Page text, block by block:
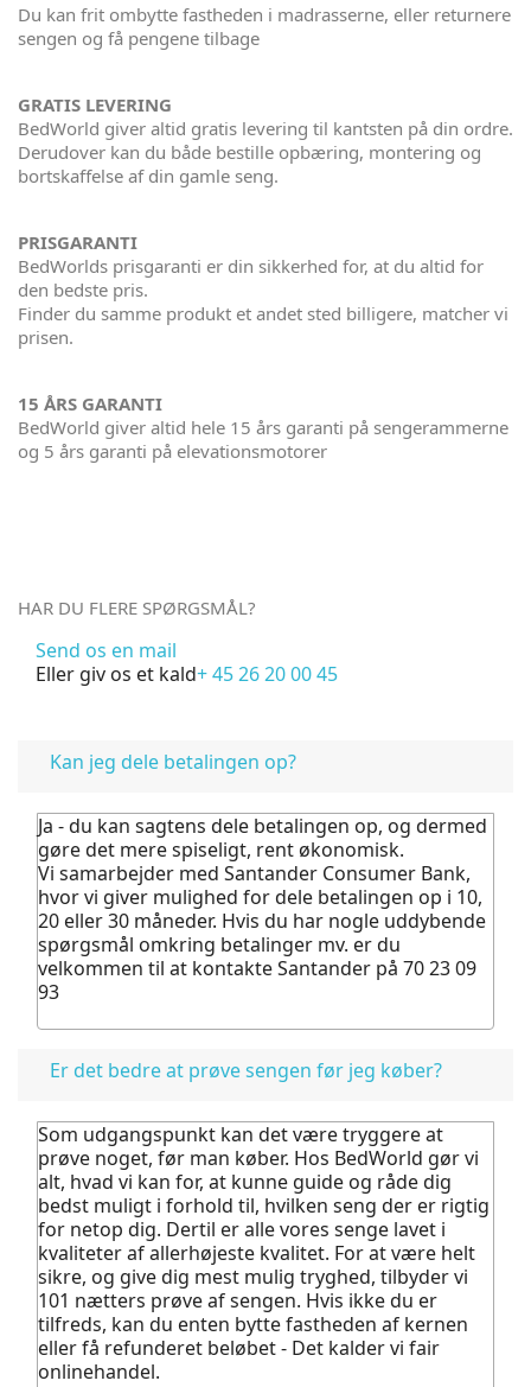
Du kan frit ombytte fastheden i madrasserne, eller returnere
sengen og få pengene tilbage
GRATIS LEVERING
BedWorld giver altid gratis levering til kantsten på din ordre.
Derudover kan du både bestille opbæring, montering og
bortskaffelse af din gamle seng.
PRISGARANTI
BedWorlds prisgaranti er din sikkerhed for, at du altid for
den bedste pris.
Finder du samme produkt et andet sted billigere, matcher vi
prisen.
15 ÅRS GARANTI
BedWorld giver altid hele 15 års garanti på sengerammerne
og 5 års garanti på elevationsmotorer
HAR DU FLERE SPØRGSMÅL?
Send os en mail
Eller giv os et kald+ 45 26 20 00 45
Kan jeg dele betalingen op?
Ja - du kan sagtens dele betalingen op, og dermed
gøre det mere spiseligt, rent økonomisk.
Vi samarbejder med Santander Consumer Bank,
hvor vi giver mulighed for dele betalingen op i 10,
20 eller 30 måneder. Hvis du har nogle uddybende
spørgsmål omkring betalinger mv. er du
velkommen til at kontakte Santander på 70 23 09
93
Er det bedre at prøve sengen før jeg køber?
Som udgangspunkt kan det være tryggere at
prøve noget, før man køber. Hos BedWorld gør vi
alt, hvad vi kan for, at kunne guide og råde dig
bedst muligt i forhold til, hvilken seng der er rigtig
for netop dig. Dertil er alle vores senge lavet i
kvaliteter af allerhøjeste kvalitet. For at være helt
sikre, og give dig mest mulig tryghed, tilbyder vi
101 nætters prøve af sengen. Hvis ikke du er
tilfreds, kan du enten bytte fastheden af kernen
eller få refunderet beløbet - Det kalder vi fair
onlinehandel.